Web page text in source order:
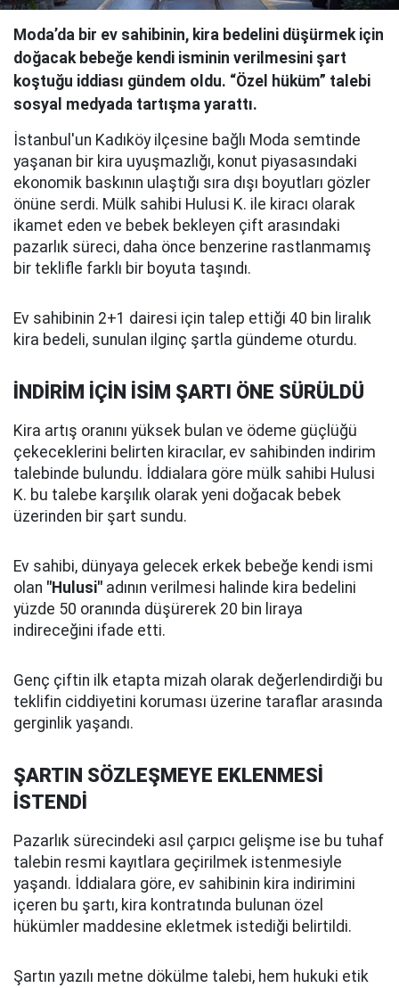
Moda’da bir ev sahibinin, kira bedelini düşürmek için
doğacak bebeğe kendi isminin verilmesini şart
koştuğu iddiası gündem oldu. “Özel hüküm” talebi
sosyal medyada tartışma yarattı.
İstanbul'un Kadıköy ilçesine bağlı Moda semtinde
yaşanan bir kira uyuşmazlığı, konut piyasasındaki
ekonomik baskının ulaştığı sıra dışı boyutları gözler
önüne serdi. Mülk sahibi Hulusi K. ile kiracı olarak
ikamet eden ve bebek bekleyen çift arasındaki
pazarlık süreci, daha önce benzerine rastlanmamış
bir teklifle farklı bir boyuta taşındı.
Ev sahibinin 2+1 dairesi için talep ettiği 40 bin liralık
kira bedeli, sunulan ilginç şartla gündeme oturdu.
İNDİRİM İÇİN İSİM ŞARTI ÖNE SÜRÜLDÜ
Kira artış oranını yüksek bulan ve ödeme güçlüğü
çekeceklerini belirten kiracılar, ev sahibinden indirim
talebinde bulundu. İddialara göre mülk sahibi Hulusi
K. bu talebe karşılık olarak yeni doğacak bebek
üzerinden bir şart sundu.
Ev sahibi, dünyaya gelecek erkek bebeğe kendi ismi
olan "Hulusi" adının verilmesi halinde kira bedelini
yüzde 50 oranında düşürerek 20 bin liraya
indireceğini ifade etti.
Genç çiftin ilk etapta mizah olarak değerlendirdiği bu
teklifin ciddiyetini koruması üzerine taraflar arasında
gerginlik yaşandı.
ŞARTIN SÖZLEŞMEYE EKLENMESİ
İSTENDİ
Pazarlık sürecindeki asıl çarpıcı gelişme ise bu tuhaf
talebin resmi kayıtlara geçirilmek istenmesiyle
yaşandı. İddialara göre, ev sahibinin kira indirimini
içeren bu şartı, kira kontratında bulunan özel
hükümler maddesine ekletmek istediği belirtildi.
Şartın yazılı metne dökülme talebi, hem hukuki etik